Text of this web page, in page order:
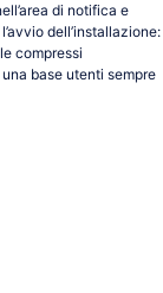
di notifica e
dell’installazione:
compressi
base utenti sempre